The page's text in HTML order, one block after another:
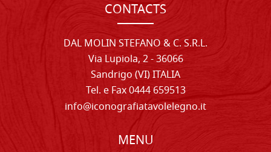
CONTACTS
DAL MOLIN STEFANO & C. S.R.L.
Via Lupiola, 2 - 36066
Sandrigo (VI) ITALIA
Tel. e Fax 0444 659513
info@iconografiatavolelegno.it
MENU